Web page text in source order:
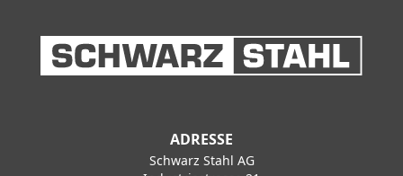
ADRESSE
Schwarz Stahl AG